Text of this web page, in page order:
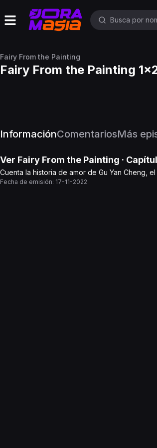
Fairy From the Painting
Fairy From the Painting
InformaciónComentariosMás
Ver Fairy From the Painting ·
Cuenta la historia de amor de Gu Yan Cheng,
Fecha de emisión: 17-11-2022